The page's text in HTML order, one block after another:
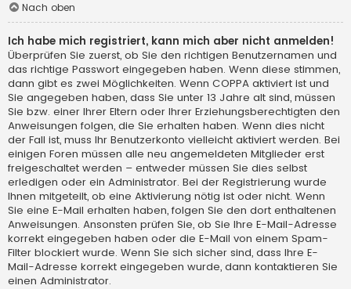
Nach oben
Ich habe mich registriert, kann mich aber nicht anmelden!
Überprüfen Sie zuerst, ob Sie den richtigen Benutzernamen und
das richtige Passwort eingegeben haben. Wenn diese stimmen,
dann gibt es zwei Möglichkeiten. Wenn COPPA aktiviert ist und
Sie angegeben haben, dass Sie unter 13 Jahre alt sind, müssen
Sie bzw. einer Ihrer Eltern oder Ihrer Erziehungsberechtigten den
Anweisungen folgen, die Sie erhalten haben. Wenn dies nicht
der Fall ist, muss Ihr Benutzerkonto vielleicht aktiviert werden. Bei
einigen Foren müssen alle neu angemeldeten Mitglieder erst
freigeschaltet werden – entweder müssen Sie dies selbst
erledigen oder ein Administrator. Bei der Registrierung wurde
Ihnen mitgeteilt, ob eine Aktivierung nötig ist oder nicht. Wenn
Sie eine E-Mail erhalten haben, folgen Sie den dort enthaltenen
Anweisungen. Ansonsten prüfen Sie, ob Sie Ihre E-Mail-Adresse
korrekt eingegeben haben oder die E-Mail von einem Spam-
Filter blockiert wurde. Wenn Sie sich sicher sind, dass Ihre E-
Mail-Adresse korrekt eingegeben wurde, dann kontaktieren Sie
einen Administrator.